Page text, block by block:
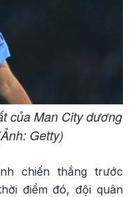
của Man City dương
Getty)
chiến thắng trước
điểm đó, đội quân